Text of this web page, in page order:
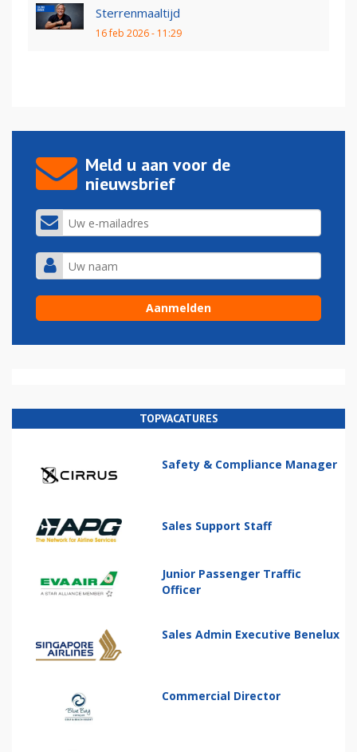
Sterrenmaaltijd
16 feb 2026 - 11:29
Meld u aan voor de
nieuwsbrief
TOPVACATURES
Safety & Compliance Manager
Sales Support Staff
Junior Passenger Traffic
Officer
Sales Admin Executive Benelux
Commercial Director